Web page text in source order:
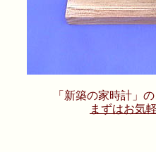
「新築の家時計」
まずはお気